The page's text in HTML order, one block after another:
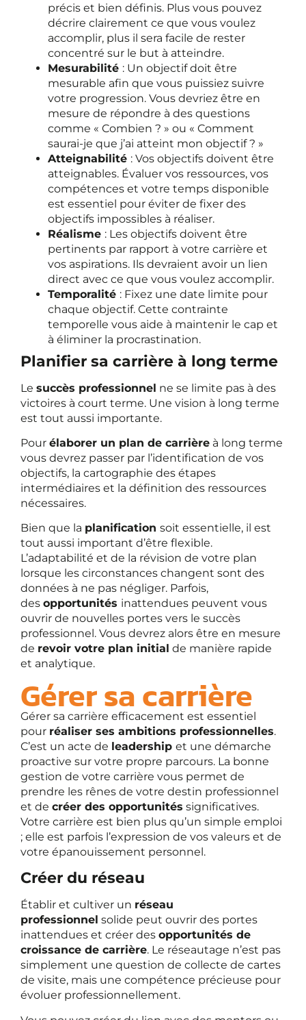
précis et bien définis. Plus vous pouvez
décrire clairement ce que vous voulez
accomplir, plus il sera facile de rester
concentré sur le but à atteindre.
Mesurabilité : Un objectif doit être
mesurable afin que vous puissiez suivre
votre progression. Vous devriez être en
mesure de répondre à des questions
comme « Combien ? » ou « Comment
saurai-je que j’ai atteint mon objectif ? »
Atteignabilité : Vos objectifs doivent être
atteignables. Évaluer vos ressources, vos
compétences et votre temps disponible
est essentiel pour éviter de fixer des
objectifs impossibles à réaliser.
Réalisme : Les objectifs doivent être
pertinents par rapport à votre carrière et
vos aspirations. Ils devraient avoir un lien
direct avec ce que vous voulez accomplir.
Temporalité : Fixez une date limite pour
chaque objectif. Cette contrainte
temporelle vous aide à maintenir le cap et
à éliminer la procrastination.
Planifier sa carrière à long terme
Le succès professionnel ne se limite pas à des
victoires à court terme. Une vision à long terme
est tout aussi importante.
Pour élaborer un plan de carrière à long terme
vous devrez passer par l’identification de vos
objectifs, la cartographie des étapes
intermédiaires et la définition des ressources
nécessaires.
Bien que la planification soit essentielle, il est
tout aussi important d’être flexible.
L’adaptabilité et de la révision de votre plan
lorsque les circonstances changent sont des
données à ne pas négliger. Parfois,
des opportunités inattendues peuvent vous
ouvrir de nouvelles portes vers le succès
professionnel. Vous devrez alors être en mesure
de revoir votre plan initial de manière rapide
et analytique.
Gérer sa carrière
Gérer sa carrière efficacement est essentiel
pour réaliser ses ambitions professionnelles.
C’est un acte de leadership et une démarche
proactive sur votre propre parcours. La bonne
gestion de votre carrière vous permet de
prendre les rênes de votre destin professionnel
et de créer des opportunités significatives.
Votre carrière est bien plus qu’un simple emploi
; elle est parfois l’expression de vos valeurs et de
votre épanouissement personnel.
Créer du réseau
Établir et cultiver un réseau
professionnel solide peut ouvrir des portes
inattendues et créer des opportunités de
croissance de carrière. Le réseautage n’est pas
simplement une question de collecte de cartes
de visite, mais une compétence précieuse pour
évoluer professionnellement.